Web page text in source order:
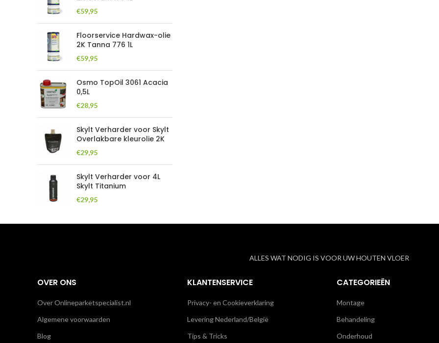
€59,95
Floorservice Hardwax-olie
2K Tanna 776 1L
€59,95
Osmo TopOil 3061 Acacia
0,5L
€28,95
Skylt Verharder voor Skylt
Overlakbare kleurolie 2K
€29,95
Skylt Verharder voor 4L
Skylt Titanium
€29,95
ALLES WAT NODIG IS VOOR UW HOUTEN VLOER
OVER ONS
Over Onlineparketspecialist.nl
Algemene voorwaarden
Blog
KLANTENSERVICE
Privacy- en Cookieverklaring
Levering Nederland/België
Tips & Tricks
CATEGORIEËN
Montage
Behandeling
Onderhoud